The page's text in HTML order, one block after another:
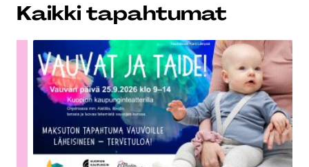
Kaikki tapahtumat